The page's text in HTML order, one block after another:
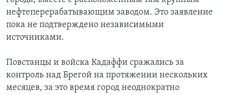
нефтеперерабатывающим заводом. Это заявление
пока не подтверждено независимыми
источниками.
Повстанцы и войска Кадаффи сражались за
контроль над Брегой на протяжении нескольких
месяцев, за это время город неоднократно